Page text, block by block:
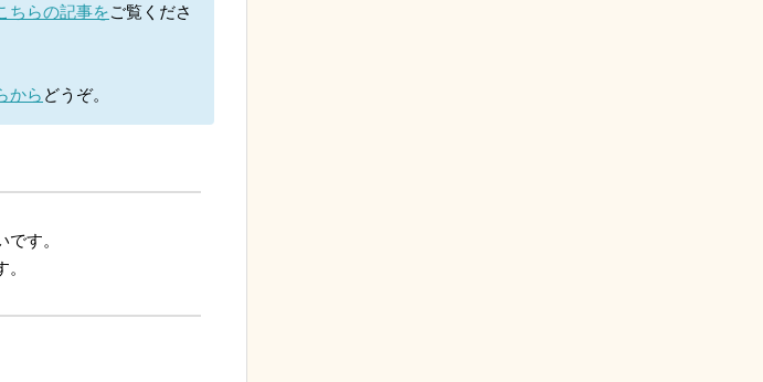
ちらの記事をご覧くださ
から どうぞ。
す。